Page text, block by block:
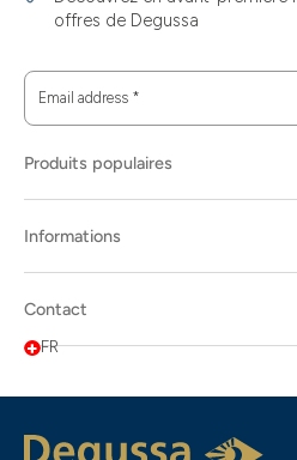
offres de Degussa
Email address *
Produits populaires
Informations
Contact
FR